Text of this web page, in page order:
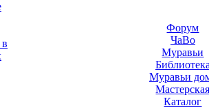
Форум
ЧаВо
Муравьи
Муравьи
Каталог